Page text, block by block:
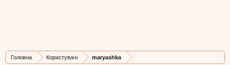
Головна Користувачі maryashka